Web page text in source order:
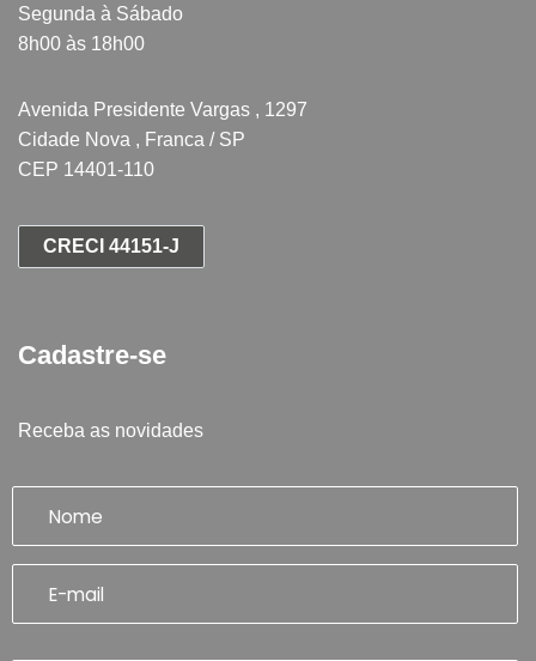
Segunda à Sábado
8h00 às 18h00
Avenida Presidente Vargas , 1297
Cidade Nova , Franca / SP
CEP 14401-110
CRECI 44151-J
Cadastre-se
Receba as novidades